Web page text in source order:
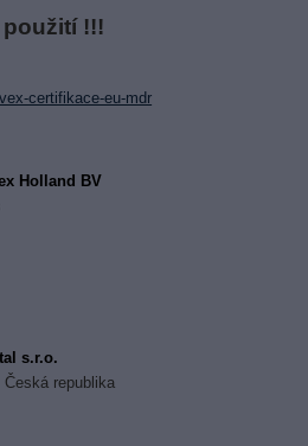
!!!
certifikace-eu-mdr
Holland BV
s.r.o.
republika